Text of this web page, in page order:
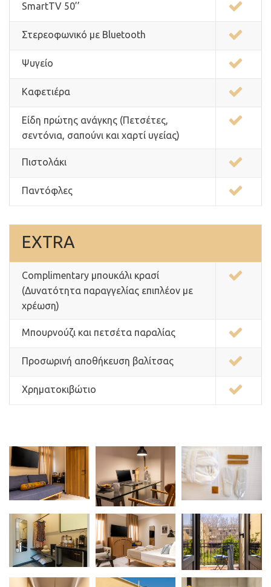
SmartTV 50’’
Στερεοφωνικό με Bluetooth
Ψυγείο
Καφετιέρα
Είδη πρώτης ανάγκης (Πετσέτες,
σεντόνια, σαπούνι και χαρτί υγείας)
Πιστολάκι
Παντόφλες
ΕXTRA
Complimentary μπουκάλι κρασί
(Δυνατότητα παραγγελίας επιπλέον με
χρέωση)
Μπουρνούζι και πετσέτα παραλίας
Προσωρινή αποθήκευση βαλίτσας
Xρηματοκιβώτιο